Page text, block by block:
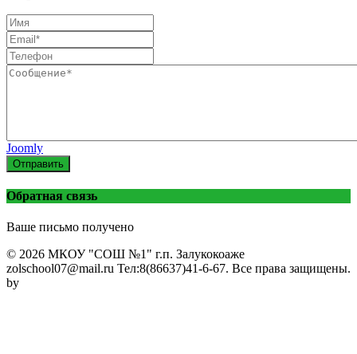
Joomly
Отправить
Обратная связь
Ваше письмо получено
© 2026 МКОУ "СОШ №1" г.п. Залукокоаже
zolschool07@mail.ru Тел:8(86637)41-6-67. Все права защищены.
by